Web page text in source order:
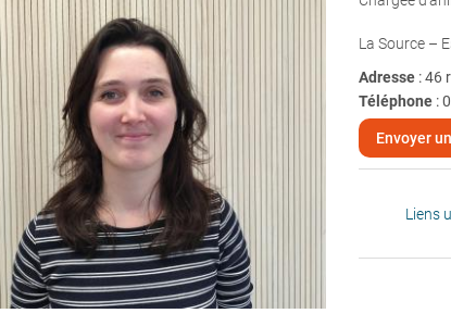
La Source –
Adresse : 46
Téléphone:
Envoyer
Liens